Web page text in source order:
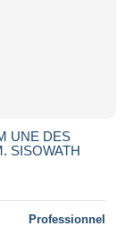
UNE DES
SISOWATH
Professionnel